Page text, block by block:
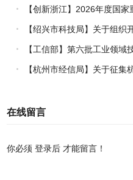
企业推荐工作的通知
【创新浙江】2026年度国
究专项（试点）项目指南
【绍兴市科技局】关于组
报工作的通知
【工信部】第六批工业领域
报工作启动
【杭州市经信局】关于征集
在线留言
你必须登录后 才能留言！